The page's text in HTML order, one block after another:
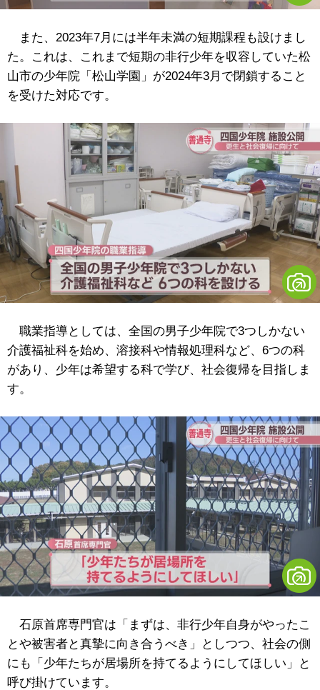
また、2023年7月には半年未満の短期課程も設けまし
た。これは、これまで短期の非行少年を収容していた松
山市の少年院「松山学園」が2024年3月で閉鎖すること
を受けた対応です。
職業指導としては、全国の男子少年院で3つしかない
介護福祉科を始め、溶接科や情報処理科など、6つの科
があり、少年は希望する科で学び、社会復帰を目指しま
す。
石原首席専門官は「まずは、非行少年自身がやったこ
とや被害者と真摯に向き合うべき」としつつ、社会の側
にも「少年たちが居場所を持てるようにしてほしい」と
呼び掛けています。